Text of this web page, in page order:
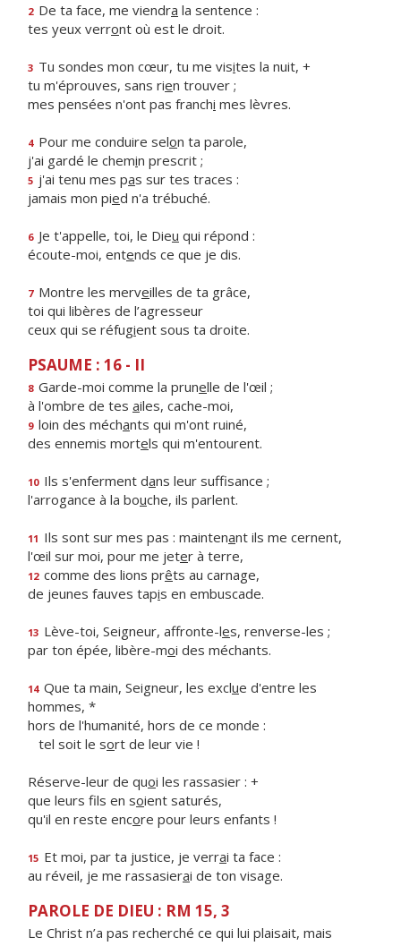
2 De ta face, me viendra la sentence :
tes yeux verront où est le droit.
3 Tu sondes mon cœur, tu me visites la nuit, +
tu m'éprouves, sans rien trouver ;
mes pensées n'ont pas franchi mes lèvres.
4 Pour me conduire selon ta parole,
j'ai gardé le chemin prescrit ;
5 j'ai tenu mes pas sur tes traces :
jamais mon pied n'a trébuché.
6 Je t'appelle, toi, le Dieu qui répond :
écoute-moi, entends ce que je dis.
7 Montre les merveilles de ta grâce,
toi qui libères de l’agresseur
ceux qui se réfugient sous ta droite.
PSAUME : 16 - II
8 Garde-moi comme la prunelle de l'œil ;
à l'ombre de tes ailes, cache-moi,
9 loin des méchants qui m'ont ruiné,
des ennemis mortels qui m'entourent.
10 Ils s'enferment dans leur suffisance ;
l'arrogance à la bouche, ils parlent.
11 Ils sont sur mes pas : maintenant ils me cernent,
l'œil sur moi, pour me jeter à terre,
12 comme des lions prêts au carnage,
de jeunes fauves tapis en embuscade.
13 Lève-toi, Seigneur, affronte-les, renverse-les ;
par ton épée, libère-moi des méchants.
14 Que ta main, Seigneur, les exclue d'entre les
hommes, *
hors de l'humanité, hors de ce monde :
tel soit le sort de leur vie !
Réserve-leur de quoi les rassasier : +
que leurs fils en soient saturés,
qu'il en reste encore pour leurs enfants !
15 Et moi, par ta justice, je verrai ta face :
au réveil, je me rassasierai de ton visage.
PAROLE DE DIEU : RM 15, 3
Le Christ n’a pas recherché ce qui lui plaisait, mais